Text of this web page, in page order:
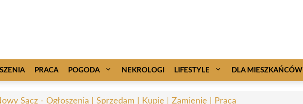
PRACA POGODA NEKROLOGI LIFESTYLE DLA MIESZKAŃCÓW
Sącz - Ogłoszenia | Sprzedam | Kupię | Zamienię | Praca